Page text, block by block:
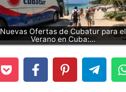
Nuevas Ofertas de Cubatur para el
Verano en Cuba:…